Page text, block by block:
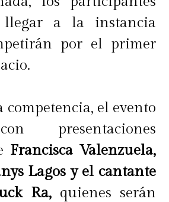
a la instancia
por el primer
competencia, el evento
presentaciones
Francisca Valenzuela,
Lagos y el cantante
Ra,quienes serán